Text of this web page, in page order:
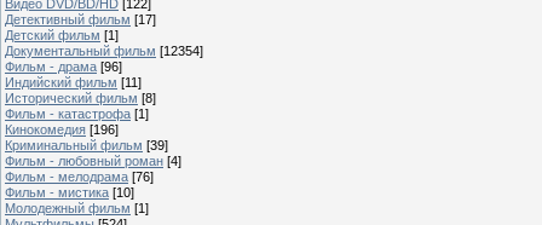
Видео DVD/BD/HD [122]
Детективный фильм [17]
Детский фильм [1]
Документальный фильм [12354]
Фильм - драма [96]
Индийский фильм [11]
Исторический фильм [8]
Фильм - катастрофа [1]
Кинокомедия [196]
Криминальный фильм [39]
Фильм - любовный роман [4]
Фильм - мелодрама [76]
Фильм - мистика [10]
Молодежный фильм [1]